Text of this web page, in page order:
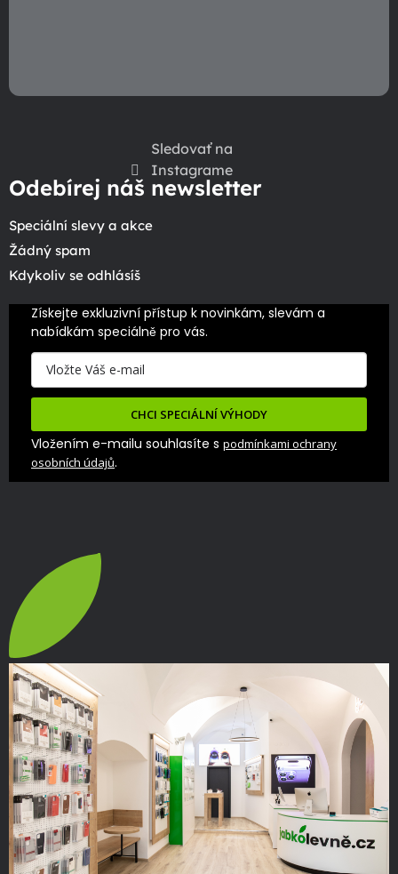
Sledovať na
Instagrame
Odebírej náš newsletter
Speciální slevy a akce
Žádný spam
Kdykoliv se odhlásíš
Získejte exkluzivní přístup k novinkám, slevám a
nabídkám speciálně pro vás.
CHCI SPECIÁLNÍ VÝHODY
Vložením e-mailu souhlasíte s podmínkami ochrany
osobních údajů.